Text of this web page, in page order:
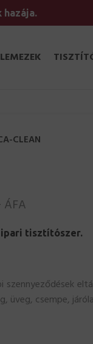
hazája.
CLEAN
Ft
ÁFA
ipari tisztítószer.
szennyeződések
üveg, csempe,